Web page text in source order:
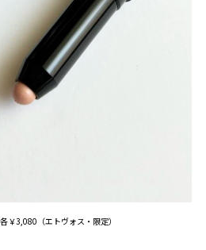
￥3,080（エトヴォス・限定）